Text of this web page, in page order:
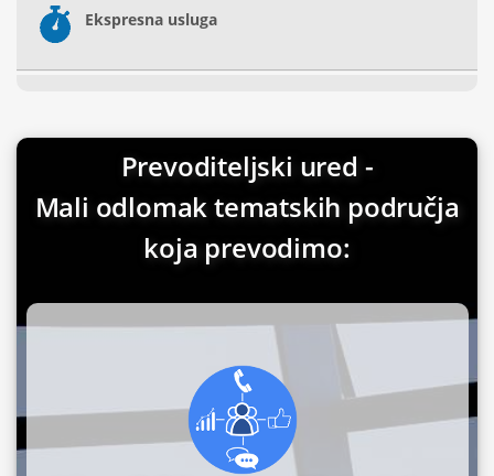
Ekspresna usluga
Prevoditeljski ured -
Mali odlomak tematskih područja
koja prevodimo: